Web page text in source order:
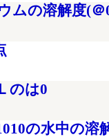
ムの溶解度(
のは0
の水中の溶